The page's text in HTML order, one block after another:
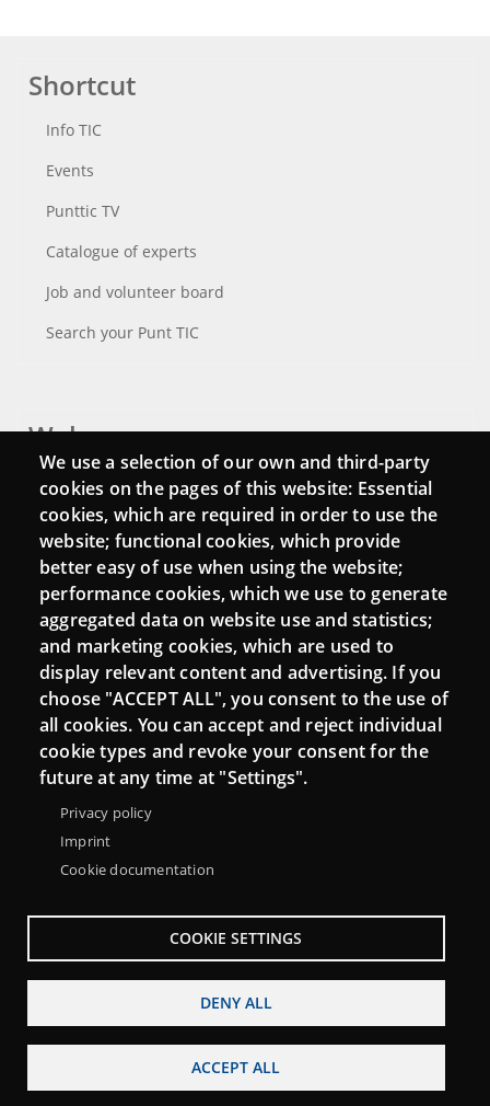
Shortcut
Info TIC
Events
Punttic TV
Catalogue of experts
Job and volunteer board
Search your Punt TIC
Webs
Login
Mattermost Punt TIC
Moodle CampusLab
Connect
Contact
Newsletters
We use a selection of our own and third-party
cookies on the pages of this website: Essential
cookies, which are required in order to use the
website; functional cookies, which provide
better easy of use when using the website;
performance cookies, which we use to generate
aggregated data on website use and statistics;
and marketing cookies, which are used to
display relevant content and advertising. If you
choose "ACCEPT ALL", you consent to the use of
all cookies. You can accept and reject individual
cookie types and revoke your consent for the
future at any time at "Settings".
Privacy policy
Imprint
Cookie documentation
COOKIE SETTINGS
DENY ALL
ACCEPT ALL
Menu
About Punt TIC network
Legal notice